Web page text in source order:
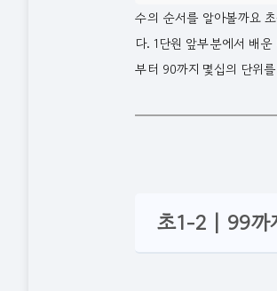
수의 순서를 알아볼까요
다. 1단원 앞부분에서 배
부터 90까지 몇십의 단위
초1-2 | 99까